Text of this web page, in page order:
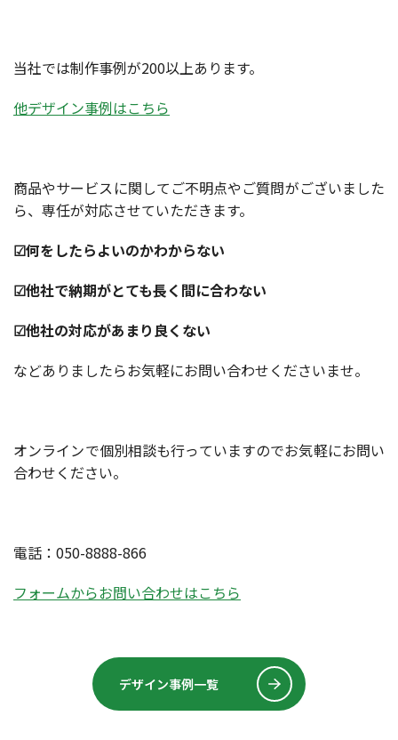
当社では制作事例が200以上あります。
他デザイン事例はこちら
商品やサービスに関してご不明点やご質問がございました
ら、専任が対応させていただきます。
☑何をしたらよいのかわからない
☑他社で納期がとても長く間に合わない
☑他社の対応があまり良くない
などありましたらお気軽にお問い合わせくださいませ。
オンラインで個別相談も行っていますのでお気軽にお問い
合わせください。
電話：050-8888-866
フォームからお問い合わせはこちら
デザイン事例一覧